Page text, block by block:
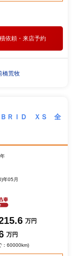
依頼・来店予約
橋荒牧
ＢＲＩＤ ＸＳ 全
年05月
万円
万円
：60000km)